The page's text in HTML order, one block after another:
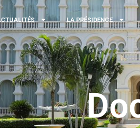
LA PRÉSIDENCE